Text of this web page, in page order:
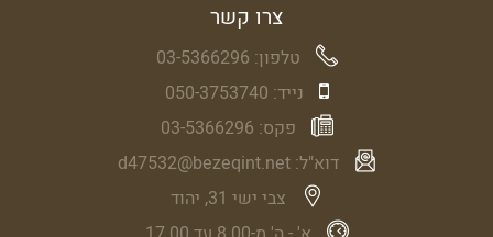
צרו קשר
טלפון: 03-5366296
נייד: 050-3753740
פקס: 03-5366296
דוא"ל:d47532@bezeqint.net
צבי ישי 31, יהוד